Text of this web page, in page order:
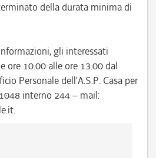
della durata minima di
gli interessati
ore 10.00 alle ore 13.00 dal
Personale dell’A.S.P. Casa per
interno 244 – mail: